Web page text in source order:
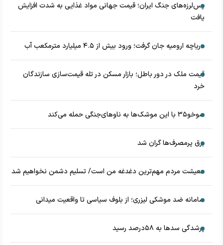
پس‌لرزه‌های جنگ ایران؛ قیمت جهانی مواد غذایی به شدت افزایش
یافت
دریاچه ارومیه جان گرفت؛ ورود بیش از ۴.۵ میلیارد مترمکعب آب
قیمت ملک در دور باطل؛ بازار مسکن در تله قیمت‌سازی سازندگان
خرد
سوخو۳۵ با این موشک‌ها به ناوهای‌جنگی حمله می‌کند
برق پرمصرف‌ها گران شد
معیشت مردم مهم‌ترین دغدغه من است/ تسلیم دشمن نخواهیم شد
سامانه ضد موشکی لیزری؛ از بلوف سیاسی تا واقعیت میدانی
پرشدگی سدها به ۵۸درصد رسید